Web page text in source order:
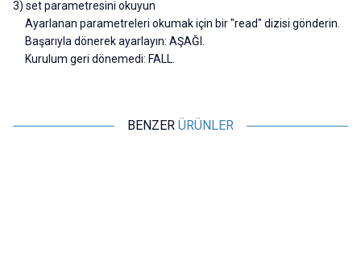
3) set parametresini okuyun
Ayarlanan parametreleri okumak için bir "read" dizisi gönderin.
Başarıyla dönerek ayarlayın: AŞAĞI.
Kurulum geri dönemedi: FALL.
BENZER ÜRÜNLER